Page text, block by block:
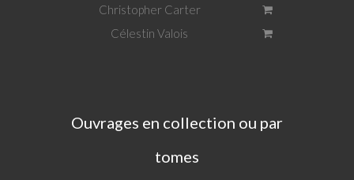
Christopher Carter
Célestin Valois
Ouvrages en collection ou par
tomes